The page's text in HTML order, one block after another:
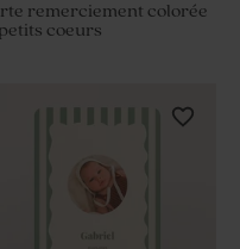
remerciement colorée
coeurs